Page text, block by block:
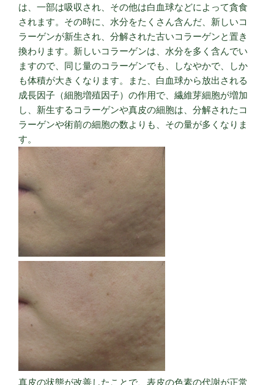
は、一部は吸収され、その他は白血球などによって貪食
されます。その時に、水分をたくさん含んだ、新しいコ
ラーゲンが新生され、分解された古いコラーゲンと置き
換わります。新しいコラーゲンは、水分を多く含んでい
ますので、同じ量のコラーゲンでも、しなやかで、しか
も体積が大きくなります。また、白血球から放出される
成長因子（細胞増殖因子）の作用で、繊維芽細胞が増加
し、新生するコラーゲンや真皮の細胞は、分解されたコ
ラーゲンや術前の細胞の数よりも、その量が多くなりま
す。
真皮の状態が改善したことで、表皮の色素の代謝が正常